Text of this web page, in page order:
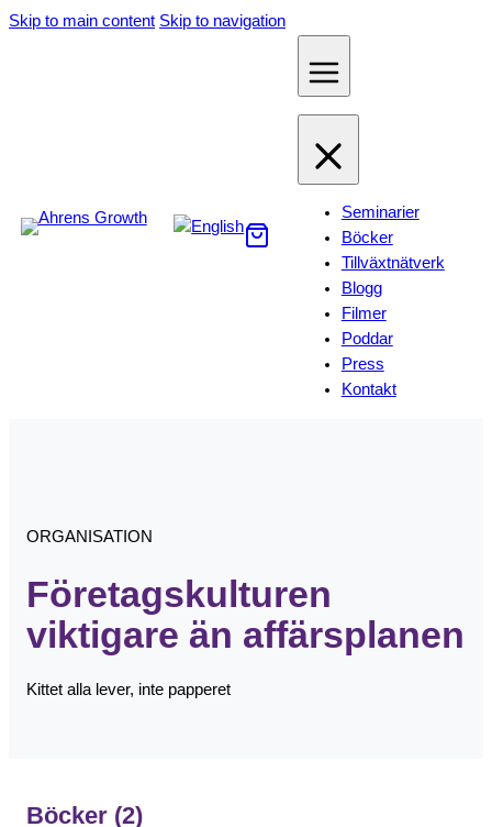
Hoppa
Skip to main content Skip to navigation
Seminarier
Böcker
Tillväxtnätverk
Blogg
Filmer
Poddar
Press
Kontakt
ORGANISATION
Företagskulturen
viktigare än affärsplanen
Kittet alla lever, inte papperet
Böcker (2)